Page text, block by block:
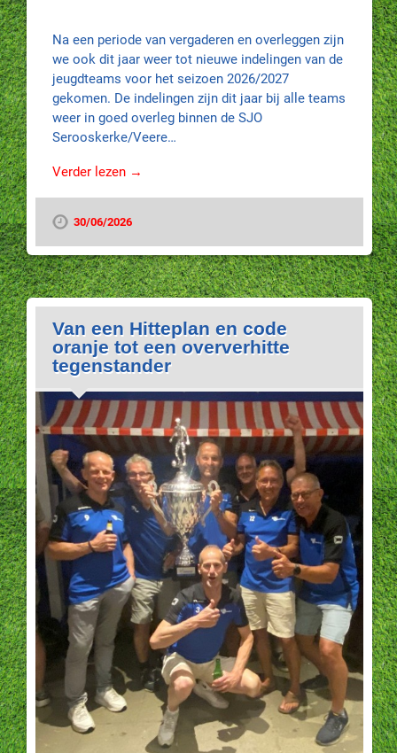
Na een periode van vergaderen en overleggen zijn
we ook dit jaar weer tot nieuwe indelingen van de
jeugdteams voor het seizoen 2026/2027
gekomen. De indelingen zijn dit jaar bij alle teams
weer in goed overleg binnen de SJO
Serooskerke/Veere…
Verder lezen →
30/06/2026
Van een Hitteplan en code
oranje tot een oververhitte
tegenstander